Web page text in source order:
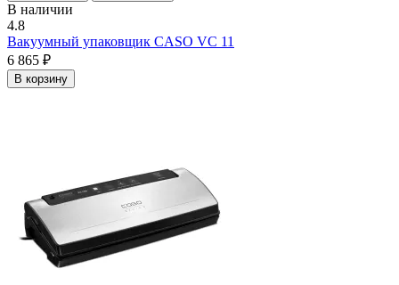
В наличии
4.8
Вакуумный упаковщик CASO VC 11
6 865 ₽
В корзину